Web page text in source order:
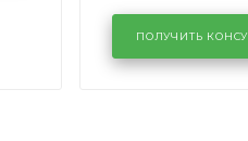
кузовном
KUTUZOVV
ПОЛУЧИТЬ